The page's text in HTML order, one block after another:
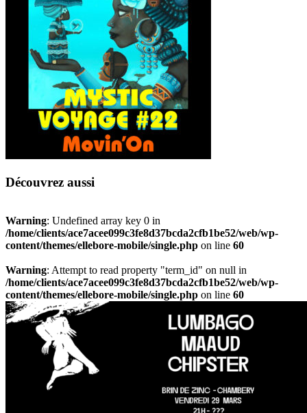
Découvrez aussi
Warning: Undefined array key 0 in
/home/clients/ace7acee099c3fe8d37bcda2cfb1be52/web/wp-
content/themes/ellebore-mobile/single.php on line 60
Warning: Attempt to read property "term_id" on null in
/home/clients/ace7acee099c3fe8d37bcda2cfb1be52/web/wp-
content/themes/ellebore-mobile/single.php on line 60